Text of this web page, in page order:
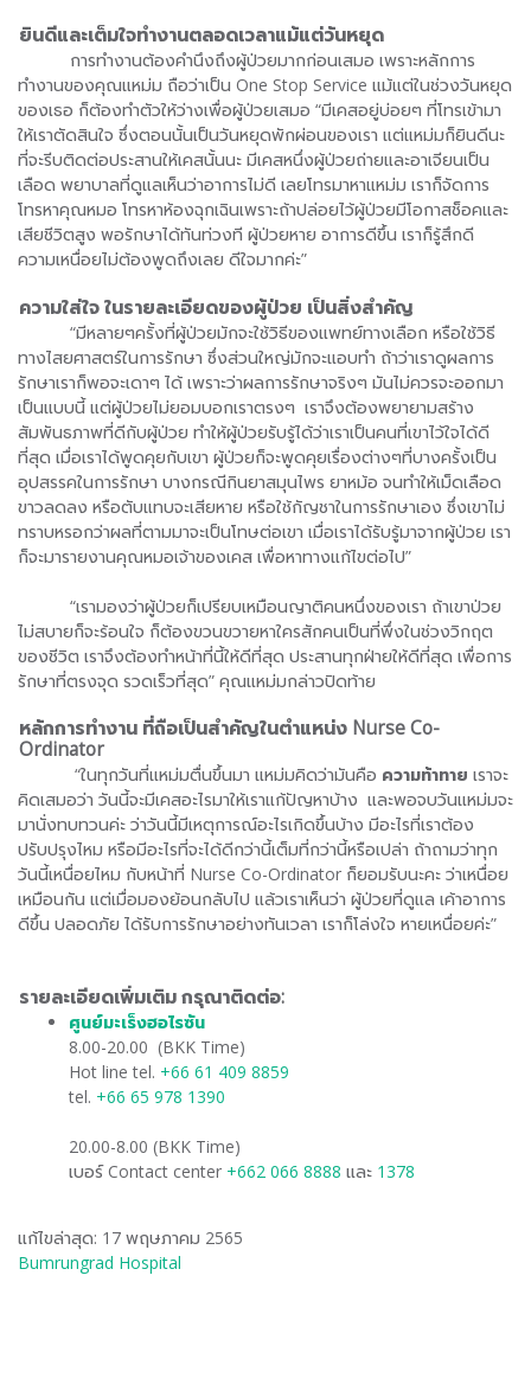
ยินดีและเต็มใจทำงานตลอดเวลาแม้แต่วันหยุด
การทำงานต้องคำนึงถึงผู้ป่วยมากก่อนเสมอ เพราะหลักการ
ทำงานของคุณแหม่ม ถือว่าเป็น One Stop Service แม้แต่ในช่วงวันหยุด
ของเธอ ก็ต้องทำตัวให้ว่างเพื่อผู้ป่วยเสมอ “มีเคสอยู่บ่อยๆ ที่โทรเข้ามา
ให้เราตัดสินใจ ซึ่งตอนนั้นเป็นวันหยุดพักผ่อนของเรา แต่แหม่มก็ยินดีนะ
ที่จะรีบติดต่อประสานให้เคสนั้นนะ มีเคสหนึ่งผู้ป่วยถ่ายและอาเจียนเป็น
เลือด พยาบาลที่ดูแลเห็นว่าอาการไม่ดี เลยโทรมาหาแหม่ม เราก็จัดการ
โทรหาคุณหมอ โทรหาห้องฉุกเฉินเพราะถ้าปล่อยไว้ผู้ป่วยมีโอกาสช็อคและ
เสียชีวิตสูง พอรักษาได้ทันท่วงที ผู้ป่วยหาย อาการดีขึ้น เราก็รู้สึกดี
ความเหนื่อยไม่ต้องพูดถึงเลย ดีใจมากค่ะ”
ความใส่ใจ ในรายละเอียดของผู้ป่วย เป็นสิ่งสำคัญ
“มีหลายๆครั้งที่ผู้ป่วยมักจะใช้วิธีของแพทย์ทางเลือก หรือใช้วิธี
ทางไสยศาสตร์ในการรักษา ซึ่งส่วนใหญ่มักจะแอบทำ ถ้าว่าเราดูผลการ
รักษาเราก็พอจะเดาๆ ได้ เพราะว่าผลการรักษาจริงๆ มันไม่ควรจะออกมา
เป็นแบบนี้ แต่ผู้ป่วยไม่ยอมบอกเราตรงๆ เราจึงต้องพยายามสร้าง
สัมพันธภาพที่ดีกับผู้ป่วย ทำให้ผู้ป่วยรับรู้ได้ว่าเราเป็นคนที่เขาไว้ใจได้ดี
ที่สุด เมื่อเราได้พูดคุยกับเขา ผู้ป่วยก็จะพูดคุยเรื่องต่างๆที่บางครั้งเป็น
อุปสรรคในการรักษา บางกรณีกินยาสมุนไพร ยาหม้อ จนทำให้เม็ดเลือด
ขาวลดลง หรือตับแทบจะเสียหาย หรือใช้กัญชาในการรักษาเอง ซึ่งเขาไม่
ทราบหรอกว่าผลที่ตามมาจะเป็นโทษต่อเขา เมื่อเราได้รับรู้มาจากผู้ป่วย เรา
ก็จะมารายงานคุณหมอเจ้าของเคส เพื่อหาทางแก้ไขต่อไป”
“เรามองว่าผู้ป่วยก็เปรียบเหมือนญาติคนหนึ่งของเรา ถ้าเขาป่วย
ไม่สบายก็จะร้อนใจ ก็ต้องขวนขวายหาใครสักคนเป็นที่พึ่งในช่วงวิกฤต
ของชีวิต เราจึงต้องทำหน้าที่นี้ให้ดีที่สุด ประสานทุกฝ่ายให้ดีที่สุด เพื่อการ
รักษาที่ตรงจุด รวดเร็วที่สุด” คุณแหม่มกล่าวปิดท้าย
หลักการทำงาน ที่ถือเป็นสำคัญในตำแหน่ง Nurse Co-
Ordinator
“ในทุกวันที่แหม่มตื่นขึ้นมา แหม่มคิดว่ามันคือ ความท้าทาย เราจะ
คิดเสมอว่า วันนี้จะมีเคสอะไรมาให้เราแก้ปัญหาบ้าง และพอจบวันแหม่มจะ
มานั่งทบทวนค่ะ ว่าวันนี้มีเหตุการณ์อะไรเกิดขึ้นบ้าง มีอะไรที่เราต้อง
ปรับปรุงไหม หรือมีอะไรที่จะได้ดีกว่านี้เต็มที่กว่านี้หรือเปล่า ถ้าถามว่าทุก
วันนี้เหนื่อยไหม กับหน้าที่ Nurse Co-Ordinator ก็ยอมรับนะคะ ว่าเหนื่อย
เหมือนกัน แต่เมื่อมองย้อนกลับไป แล้วเราเห็นว่า ผู้ป่วยที่ดูแล เค้าอาการ
ดีขึ้น ปลอดภัย ได้รับการรักษาอย่างทันเวลา เราก็โล่งใจ หายเหนื่อยค่ะ”
รายละเอียดเพิ่มเติม กรุณาติดต่อ:
ศูนย์มะเร็งฮอไรซัน
8.00-20.00 (BKK Time)
Hot line tel. +66 61 409 8859
tel. +66 65 978 1390
20.00-8.00 (BKK Time)
เบอร์ Contact center +662 066 8888 และ 1378
แก้ไขล่าสุด: 17 พฤษภาคม 2565
Bumrungrad Hospital